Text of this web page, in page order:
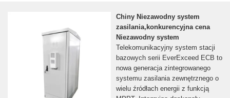
Chiny Niezawodny system
zasilania,konkurencyjna cena
Niezawodny system
Telekomunikacyjny system stacji
bazowych serii EverExceed ECB to
nowa generacja zintegrowanego
systemu zasilania zewnętrznego o
wielu źródłach energii z funkcją